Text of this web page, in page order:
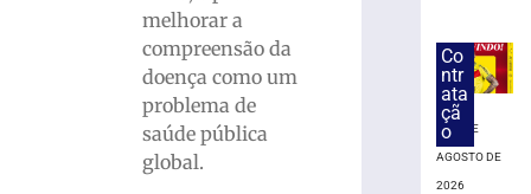
melhorar a
compreensão da
doença como um
problema de
saúde pública
global.
Brusque
Co
ntr
ata
çã
o
7 DE
AGOSTO DE
2026